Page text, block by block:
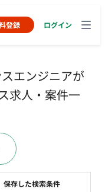
登録 ログイン
エンジニアが
求人・案件一
保存した検索条件